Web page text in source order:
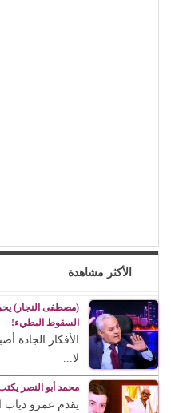
الأكثر مشاهدة
(مصطفى النجار)
السقوط البطيء!
الأفكار الجادة
لا...
محمد أبو النصر
يقدم عمرو دياب